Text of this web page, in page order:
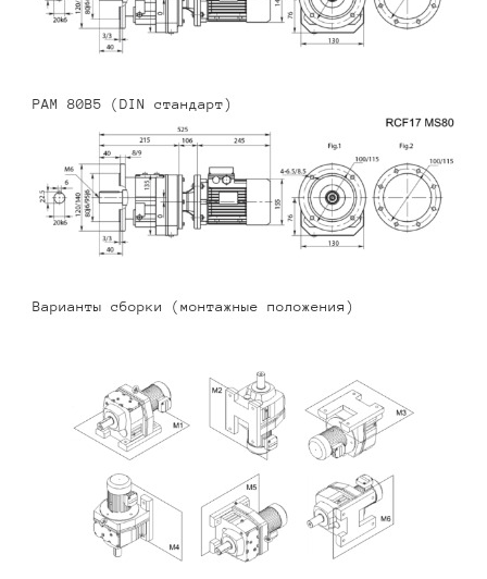
PAM 80B5 (DIN стандарт)
Варианты сборки (монтажные положения)